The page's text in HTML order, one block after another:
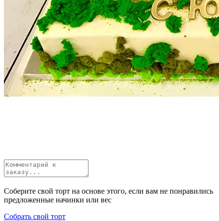
Соберите свой торт на основе этого, если вам не понравились
предложенные начинки или вес
Собрать свой торт